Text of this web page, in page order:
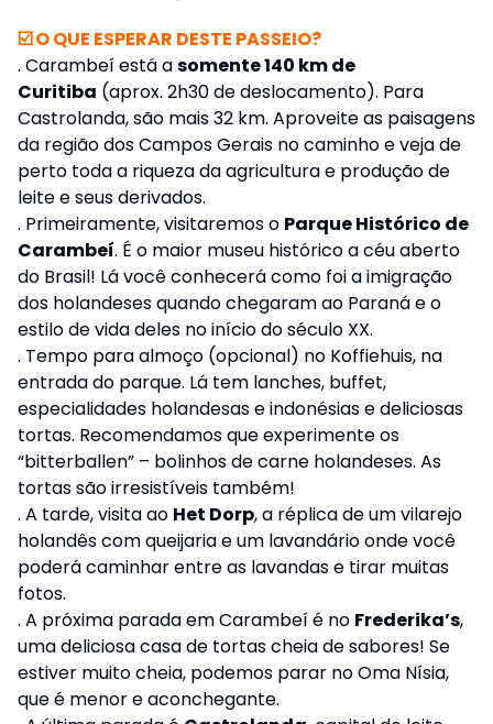
☑️ O QUE ESPERAR DESTE PASSEIO?
. Carambeí está asomente 140 km de
Curitiba (aprox. 2h30 de deslocamento). Para
Castrolanda, são mais 32 km. Aproveite as paisagens
da região dos Campos Gerais no caminho e veja de
perto toda a riqueza da agricultura e produção de
leite e seus derivados.
. Primeiramente, visitaremos o Parque Histórico de
Carambeí. É o maior museu histórico a céu aberto
do Brasil! Lá você conhecerá como foi a imigração
dos holandeses quando chegaram ao Paraná e o
estilo de vida deles no início do século XX.
. Tempo para almoço (opcional) no Koffiehuis, na
entrada do parque. Lá tem lanches, buffet,
especialidades holandesas e indonésias e deliciosas
tortas. Recomendamos que experimente os
“bitterballen” – bolinhos de carne holandeses. As
tortas são irresistíveis também!
. A tarde, visita ao Het Dorp, a réplica de um vilarejo
holandês com queijaria e um lavandário onde você
poderá caminhar entre as lavandas e tirar muitas
fotos.
. A próxima parada em Carambeí é no Frederika’s,
uma deliciosa casa de tortas cheia de sabores! Se
estiver muito cheia, podemos parar no Oma Nísia,
que é menor e aconchegante.